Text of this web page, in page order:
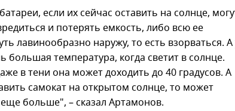
если их сейчас оставить на солнце,
и потерять емкость, либо всю ее
лавинообразно наружу, то есть взорваться. А
большая температура, когда светит в солнце.
в тени она может доходить до 40 градусов. А
самокат на открытом солнце, то может
больше", – сказал Артамонов.